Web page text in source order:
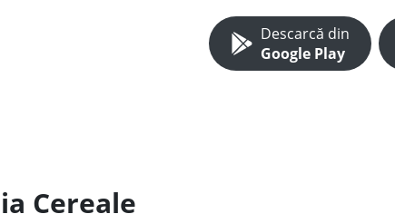
Descarcă din
Google Play
Cereale